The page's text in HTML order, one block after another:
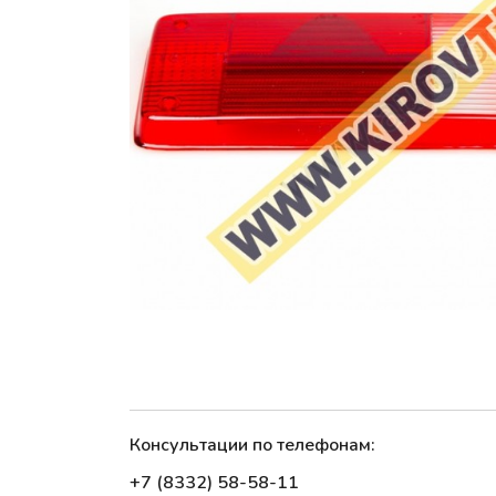
Консультации по телефонам:
+7 (8332) 58-58-11